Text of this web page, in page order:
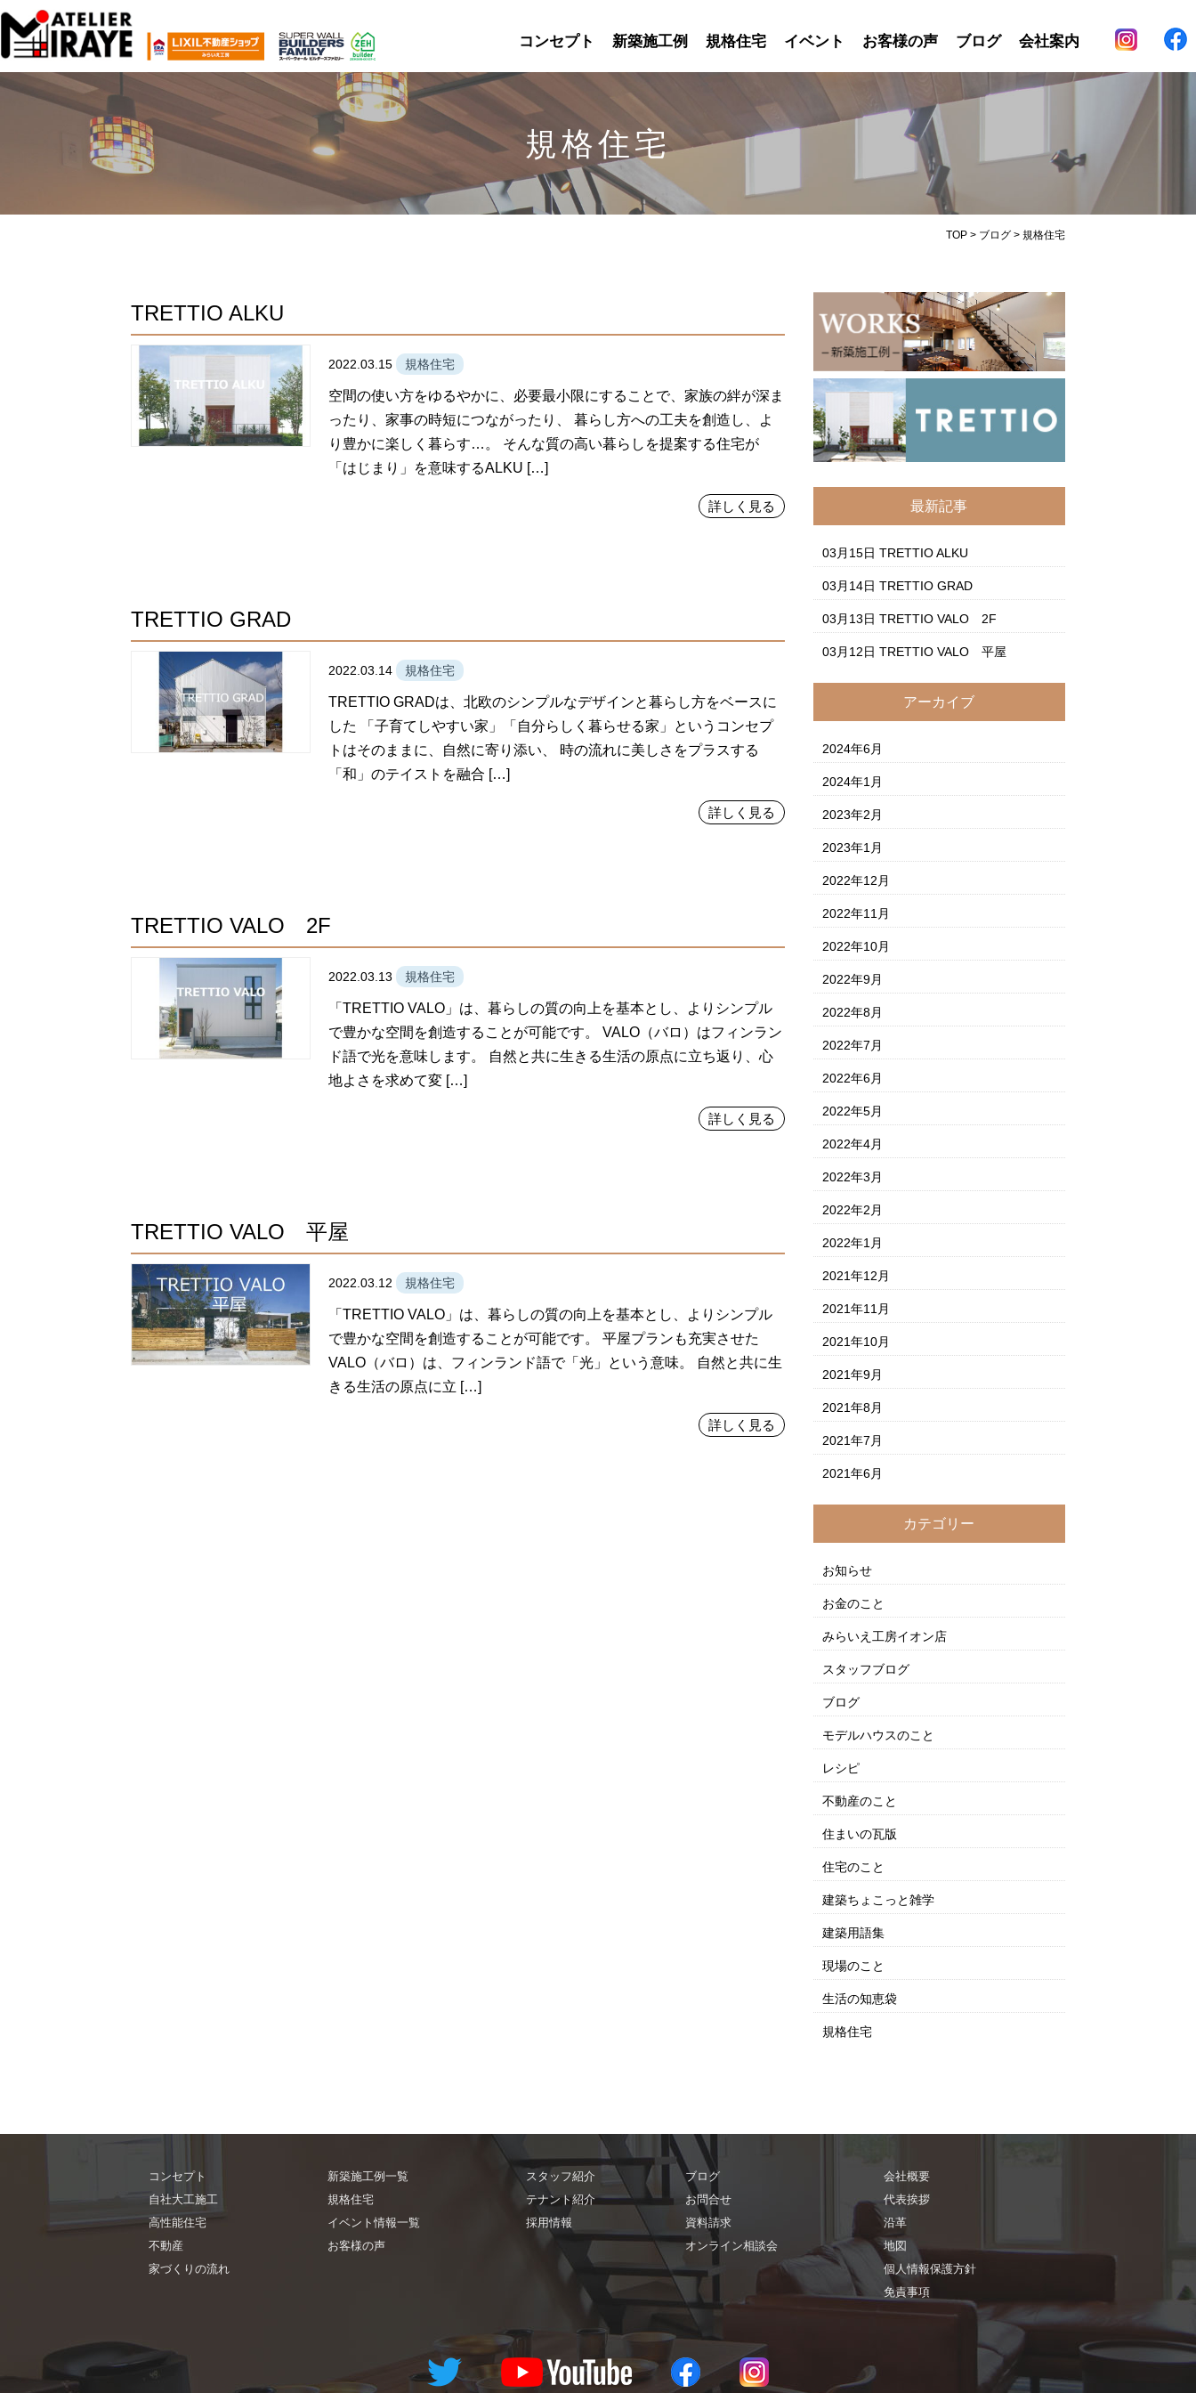
コンセプト 新築施工例 規格住宅 イベント お客様の声 ブログ 会社案内
規格住宅
TOP > ブログ > 規格住宅
TRETTIO ALKU
2022.03.15 規格住宅
空間の使い方をゆるやかに、必要最小限にすることで、家族の絆が深ま
ったり、家事の時短につながったり、 暮らし方への工夫を創造し、よ
り豊かに楽しく暮らす…。 そんな質の高い暮らしを提案する住宅が
「はじまり」を意味するALKU […]
詳しく見る
TRETTIO GRAD
2022.03.14 規格住宅
TRETTIO GRADは、北欧のシンプルなデザインと暮らし方をベースに
した 「子育てしやすい家」「自分らしく暮らせる家」というコンセプ
トはそのままに、自然に寄り添い、 時の流れに美しさをプラスする
「和」のテイストを融合 […]
詳しく見る
TRETTIO VALO 2F
2022.03.13 規格住宅
「TRETTIO VALO」は、暮らしの質の向上を基本とし、よりシンプル
で豊かな空間を創造することが可能です。 VALO（バロ）はフィンラン
ド語で光を意味します。 自然と共に生きる生活の原点に立ち返り、心
地よさを求めて変 […]
詳しく見る
TRETTIO VALO 平屋
2022.03.12 規格住宅
「TRETTIO VALO」は、暮らしの質の向上を基本とし、よりシンプル
で豊かな空間を創造することが可能です。 平屋プランも充実させた
VALO（バロ）は、フィンランド語で「光」という意味。 自然と共に生
きる生活の原点に立 […]
詳しく見る
最新記事
03月15日 TRETTIO ALKU
03月14日 TRETTIO GRAD
03月13日 TRETTIO VALO 2F
03月12日 TRETTIO VALO 平屋
アーカイブ
2024年6月
2024年1月
2023年2月
2023年1月
2022年12月
2022年11月
2022年10月
2022年9月
2022年8月
2022年7月
2022年6月
2022年5月
2022年4月
2022年3月
2022年2月
2022年1月
2021年12月
2021年11月
2021年10月
2021年9月
2021年8月
2021年7月
2021年6月
カテゴリー
お知らせ
お金のこと
みらいえ工房イオン店
スタッフブログ
ブログ
モデルハウスのこと
レシピ
不動産のこと
住まいの瓦版
住宅のこと
建築ちょこっと雑学
建築用語集
現場のこと
生活の知恵袋
規格住宅
コンセプト
自社大工施工
高性能住宅
不動産
家づくりの流れ
新築施工例一覧
規格住宅
イベント情報一覧
お客様の声
スタッフ紹介
テナント紹介
採用情報
ブログ
お問合せ
資料請求
オンライン相談会
会社概要
代表挨拶
沿革
地図
個人情報保護方針
免責事項